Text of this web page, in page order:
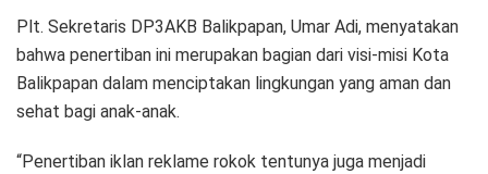
Plt. Sekretaris DP3AKB Balikpapan, Umar Adi, menyatakan
bahwa penertiban ini merupakan bagian dari visi-misi Kota
Balikpapan dalam menciptakan lingkungan yang aman dan
sehat bagi anak-anak.
“Penertiban iklan reklame rokok tentunya juga menjadi